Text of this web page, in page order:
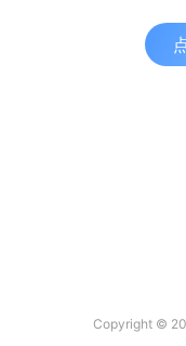
Copyright ©